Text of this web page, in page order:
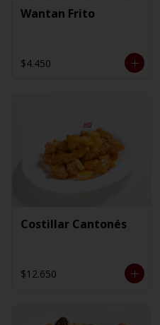
Wantan Frito
$4.450
Costillar Cantonés
$12.650